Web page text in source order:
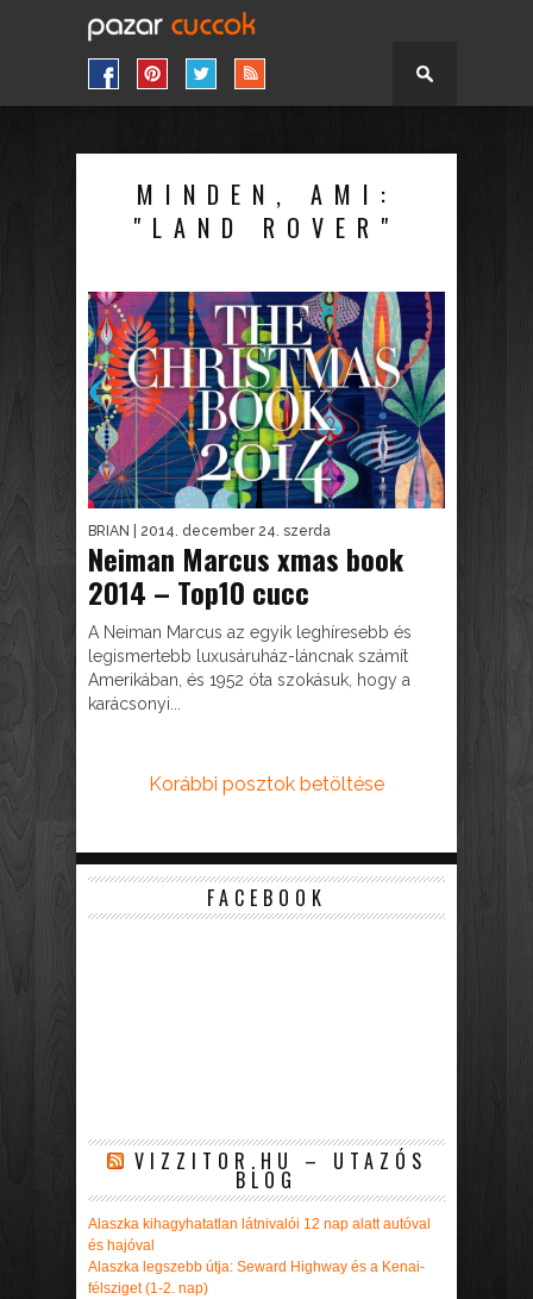
MINDEN, AMI:
"LAND ROVER"
BRIAN | 2014. december 24. szerda
Neiman Marcus xmas book
2014 – Top10 cucc
A Neiman Marcus az egyik leghíresebb és
legismertebb luxusáruház-láncnak számít
Amerikában, és 1952 óta szokásuk, hogy a
karácsonyi...
Korábbi posztok betöltése
FACEBOOK
VIZZITOR.HU – UTAZÓS
BLOG
Alaszka kihagyhatatlan látnivalói 12 nap alatt autóval
és hajóval
Alaszka legszebb útja: Seward Highway és a Kenai-
félsziget (1-2. nap)